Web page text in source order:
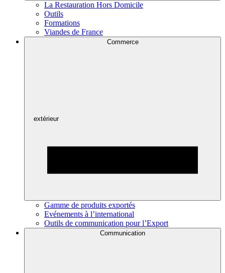
La Restauration Hors Domicile
Outils
Formations
Viandes de France
Commerce
extérieur
Gamme de produits exportés
Evénements à l’international
Outils de communication pour l’Export
Communication